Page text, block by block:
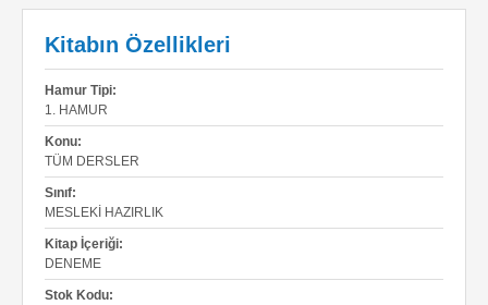
Kitabın Özellikleri
Hamur Tipi:
1. HAMUR
Konu:
TÜM DERSLER
Sınıf:
MESLEKI HAZIRLIK
Kitap İçeriği:
DENEME
Stok Kodu: